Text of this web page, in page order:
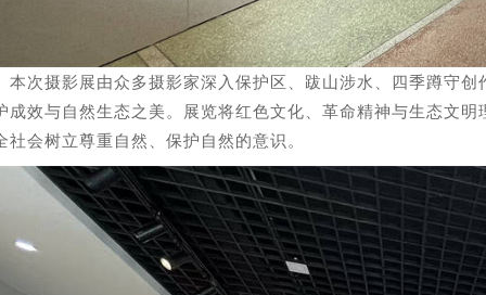
摄影展由众多摄影家深入保护区、跋山涉水、四季蹲守创
成效与自然生态之美。展览将红色文化、革命精神与生态文
社会树立尊重自然、保护自然的意识。